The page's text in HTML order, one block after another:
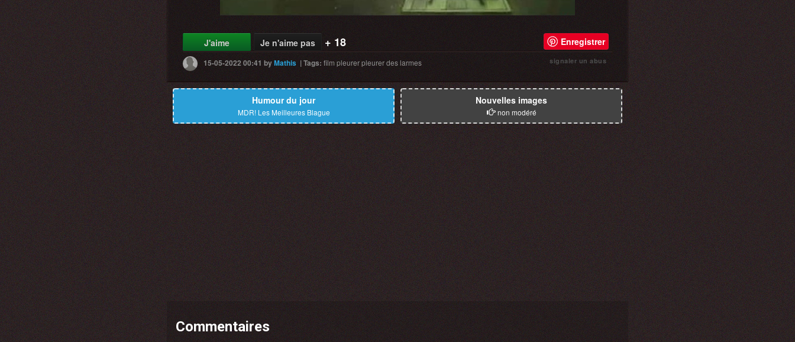
J'aime Je n'aime pas + 18 Enregistrer
15-05-2022 00:41 byMathis |Tags: film pleurerpleurer des larmes signaler un abus
Humour du jour
MDR! Les Meilleures Blague
Nouvelles images
non modéré
Commentaires